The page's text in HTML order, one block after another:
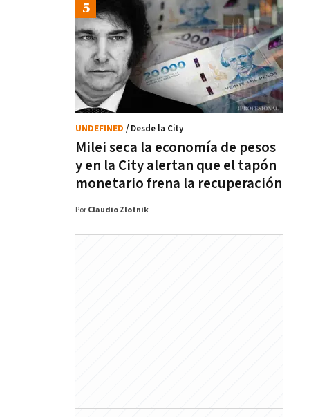
Milei seca la economía de pesos
y en la City alertan que el tapón
monetario frena la recuperación
UNDEFINED / Desde la City
Por Claudio Zlotnik